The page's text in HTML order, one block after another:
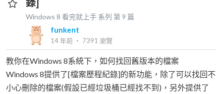
錄]
Windows 8 看完就上手 系列 第 9 篇
funkent
14 年前 ‧ 7391 瀏覽
教你在Windows 8系統下，如何找回舊版本的檔案
Windows 8提供了[檔案歷程紀錄]的新功能，除了可以找回不
小心刪除的檔案(假設已經垃圾桶已經找不到)，另外提供了